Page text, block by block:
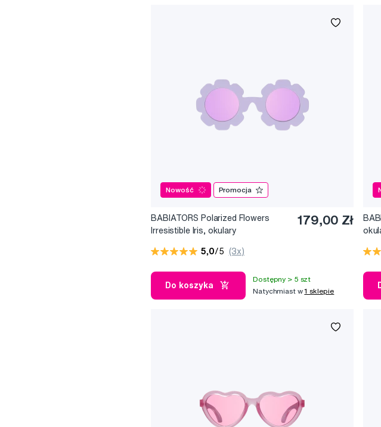
Nowość Promocja
BABIATORS Polarized Flowers
Irresistible Iris, okulary
fioletowe, 3-5 lat
179,00 Zł
5,0/5 (3x)
Do koszyka
Dostępny > 5 szt
Natychmiast w1 sklepie